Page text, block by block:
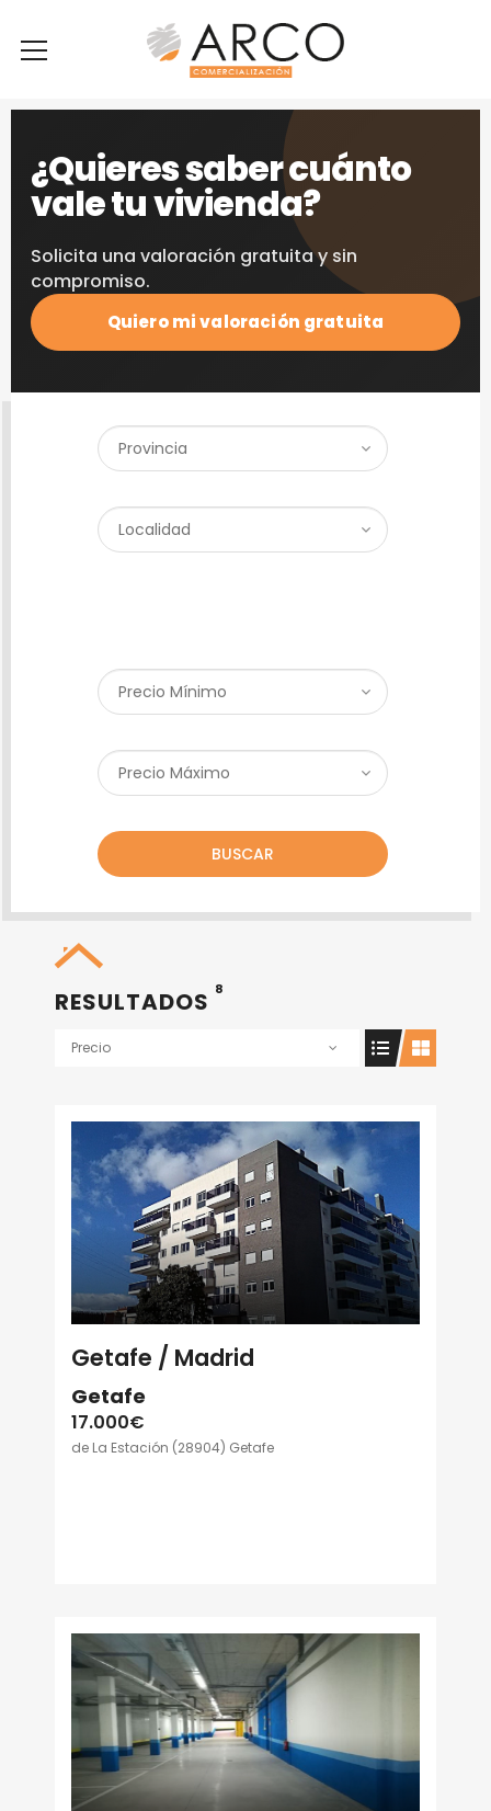
¿Quieres saber cuánto
vale tu vivienda?
Solicita una valoración gratuita y sin
compromiso.
Quiero mi valoración gratuita
BUSCAR
RESULTADOS 8
Precio
Getafe / Madrid
Getafe
17.000€
de La Estación (28904) Getafe